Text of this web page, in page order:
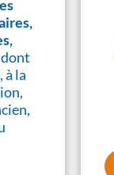
dont
à la